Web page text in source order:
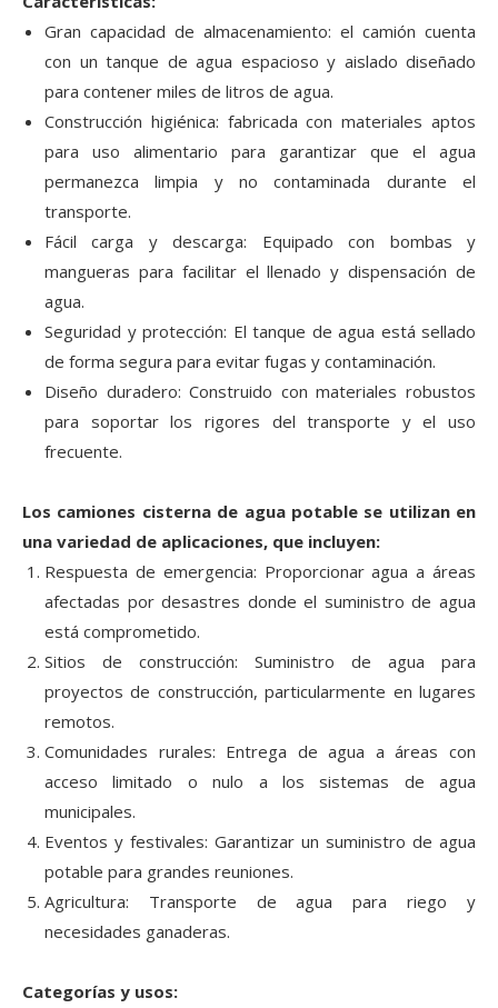
Gran capacidad de almacenamiento: el camión cuenta
con un tanque de agua espacioso y aislado diseñado
para contener miles de litros de agua.
Construcción higiénica: fabricada con materiales aptos
para uso alimentario para garantizar que el agua
permanezca limpia y no contaminada durante el
transporte.
Fácil carga y descarga: Equipado con bombas y
mangueras para facilitar el llenado y dispensación de
agua.
Seguridad y protección: El tanque de agua está sellado
de forma segura para evitar fugas y contaminación.
Diseño duradero: Construido con materiales robustos
para soportar los rigores del transporte y el uso
frecuente.
Los camiones cisterna de agua potable se utilizan en
una variedad de aplicaciones, que incluyen:
Respuesta de emergencia: Proporcionar agua a áreas
afectadas por desastres donde el suministro de agua
está comprometido.
Sitios de construcción: Suministro de agua para
proyectos de construcción, particularmente en lugares
remotos.
Comunidades rurales: Entrega de agua a áreas con
acceso limitado o nulo a los sistemas de agua
municipales.
Eventos y festivales: Garantizar un suministro de agua
potable para grandes reuniones.
Agricultura: Transporte de agua para riego y
necesidades ganaderas.
Categorías y usos: